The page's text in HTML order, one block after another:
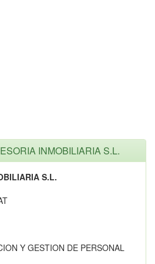
INMOBILIARIA S.L.
S.L.
Y GESTION DE PERSONAL